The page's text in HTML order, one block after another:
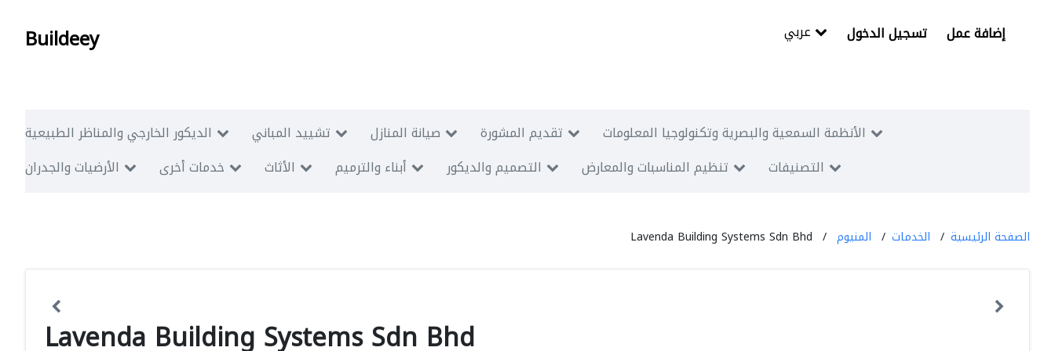
Buildeey تسجيل الدخول إضافة عمل
الديكور الخارجي والمناظر الطبيعية تشييد المباني صيانة المنازل تقديم المشورة
الأنظمة السمعية والبصرية وتكنولوجيا المعلومات
الأرضيات والجدران
خدمات أخرى الأثاث أبناء والترميم التصميم والديكور تنظيم المناسبات والمعارض التصنيفات
الصفحة الرئيسية الخدمات المنيوم Lavenda Building Systems Sdn Bhd
Lavenda Building Systems Sdn Bhd